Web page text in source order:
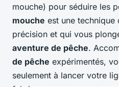
mouche) pour séduire les
mouche est une
précision et qui vous
aventure de pêche.
de pêche expérimentés,
seulement à lancer votre